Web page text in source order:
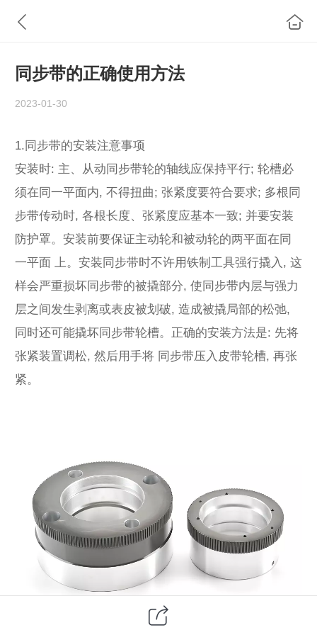
同步带的正确使用方法
2023-01-30
1.同步带的安装注意事项
安装时: 主、从动同步带轮的轴线应保持平行; 轮槽必
须在同一平面内, 不得扭曲; 张紧度要符合要求; 多根同
步带传动时, 各根长度、张紧度应基本一致; 并要安装
防护罩。安装前要保证主动轮和被动轮的两平面在同
一平面 上。安装同步带时不许用铁制工具强行撬入, 这
样会严重损坏同步带的被撬部分, 使同步带内层与强力
层之间发生剥离或表皮被划破, 造成被撬局部的松弛,
同时还可能撬坏同步带轮槽。正确的安装方法是: 先将
张紧装置调松, 然后用手将 同步带压入皮带轮槽, 再张
紧。